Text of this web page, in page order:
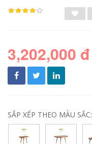
3,202,000 đ
SẮP XẾP THEO MÀU SẮC: